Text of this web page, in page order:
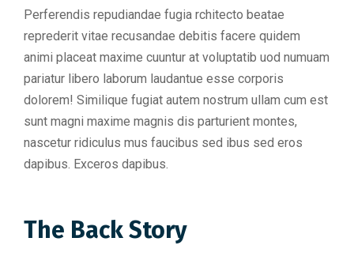
Perferendis repudiandae fugia rchitecto beatae
reprederit vitae recusandae debitis facere quidem
animi placeat maxime cuuntur at voluptatib uod numuam
pariatur libero laborum laudantue esse corporis
dolorem! Similique fugiat autem nostrum ullam cum est
sunt magni maxime magnis dis parturient montes,
nascetur ridiculus mus faucibus sed ibus sed eros
dapibus. Exceros dapibus.
The Back Story